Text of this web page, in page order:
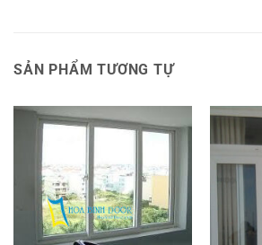
SẢN PHẨM TƯƠNG TỰ